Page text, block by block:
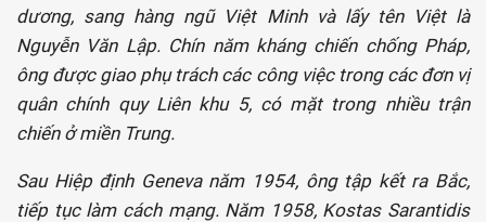
dương, sang hàng ngũ Việt Minh và lấy tên Việt là
Nguyễn Văn Lập. Chín năm kháng chiến chống Pháp,
ông được giao phụ trách các công việc trong các đơn vị
quân chính quy Liên khu 5, có mặt trong nhiều trận
chiến ở miền Trung.
Sau Hiệp định Geneva năm 1954, ông tập kết ra Bắc,
tiếp tục làm cách mạng. Năm 1958, Kostas Sarantidis